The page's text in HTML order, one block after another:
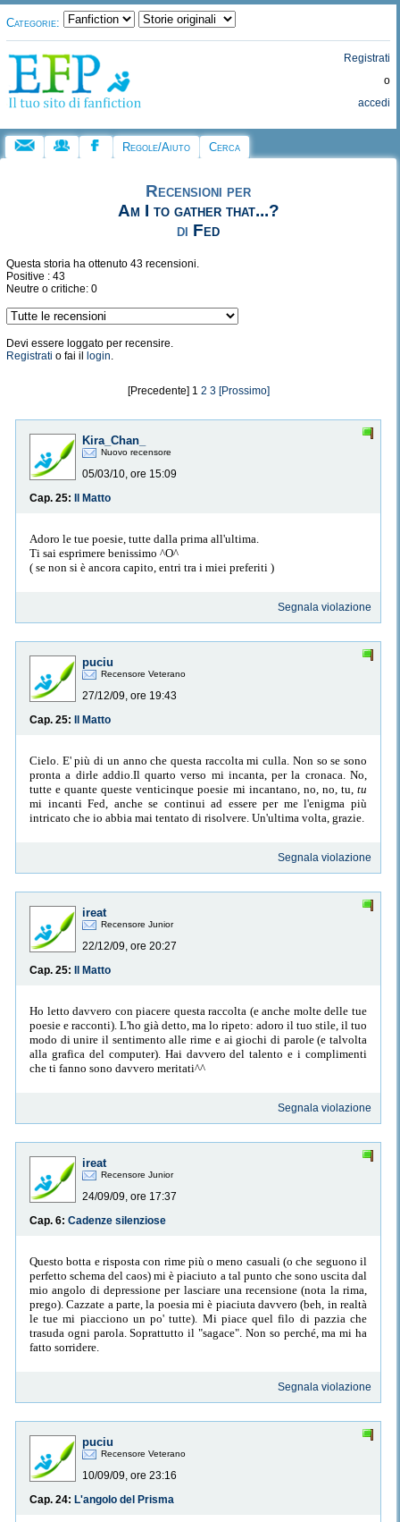
Categorie:
Registrati
o
accedi
Regole/Aiuto Cerca
Recensioni per
Am I to gather that...?
di Fed
Questa storia ha ottenuto 43 recensioni.
Positive : 43
Neutre o critiche: 0
Devi essere loggato per recensire.
Registrati o fai il login.
[Precedente] 1 2 3 [Prossimo]
Kira_Chan_
Nuovo recensore
05/03/10, ore 15:09
Cap. 25:
Il Matto
Adoro le tue poesie, tutte dalla prima all'ultima.
Ti sai esprimere benissimo ^O^
( se non si è ancora capito, entri tra i miei preferiti )
Segnala violazione
puciu
Recensore Veterano
27/12/09, ore 19:43
Cap. 25:
Il Matto
Cielo. E' più di un anno che questa raccolta mi culla. Non so se sono
pronta a dirle addio.Il quarto verso mi incanta, per la cronaca. No,
tutte e quante queste venticinque poesie mi incantano, no, no, tu, tu
mi incanti Fed, anche se continui ad essere per me l'enigma più
intricato che io abbia mai tentato di risolvere. Un'ultima volta, grazie.
Segnala violazione
ireat
Recensore Junior
22/12/09, ore 20:27
Cap. 25:
Il Matto
Ho letto davvero con piacere questa raccolta (e anche molte delle tue
poesie e racconti). L'ho già detto, ma lo ripeto: adoro il tuo stile, il tuo
modo di unire il sentimento alle rime e ai giochi di parole (e talvolta
alla grafica del computer). Hai davvero del talento e i complimenti
che ti fanno sono davvero meritati^^
Segnala violazione
ireat
Recensore Junior
24/09/09, ore 17:37
Cap. 6: Cadenze silenziose
Questo botta e risposta con rime più o meno casuali (o che seguono il
perfetto schema del caos) mi è piaciuto a tal punto che sono uscita dal
mio angolo di depressione per lasciare una recensione (nota la rima,
prego). Cazzate a parte, la poesia mi è piaciuta davvero (beh, in realtà
le tue mi piacciono un po' tutte). Mi piace quel filo di pazzia che
trasuda ogni parola. Soprattutto il "sagace". Non so perché, ma mi ha
fatto sorridere.
Segnala violazione
puciu
Recensore Veterano
10/09/09, ore 23:16
Cap. 24: L'angolo del Prisma